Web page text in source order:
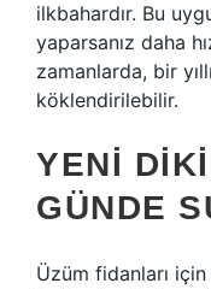
ilkbahardır. Bu
yaparsanız daha
zamanlarda, bir
köklendirilebilir.
YENI
GÜNDE
Üzüm fidanları için